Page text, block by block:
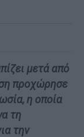
μετά από
προχώρησε
η οποία
τη
την